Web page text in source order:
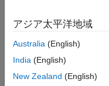
Settings
502(default) | positive
TCP/IP network to
devices.
アジア太平洋地域
Australia (English)
India (English)
New Zealand (English)